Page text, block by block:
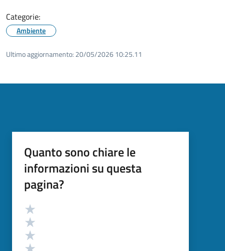
Categorie:
Ambiente
Ultimo aggiornamento: 20/05/2026 10:25.11
Quanto sono chiare le
informazioni su questa
pagina?
Valutazione